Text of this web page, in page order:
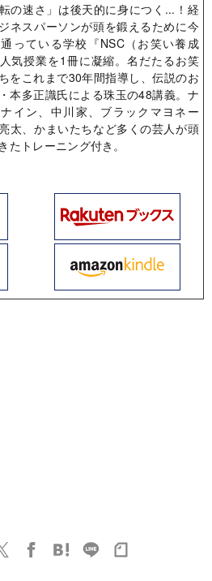
転の速さ」は後天的に身につく...！経
ネスパーソンが頭を鍛えるために今
っている学校『NSC（お笑い養成
気授業を1冊に凝縮。名だたるお笑
をこれまで30年間指導し、伝説のお
本多正識氏による珠玉の48講義。ナ
イン、中川家、ブラックマヨネー
太、かまいたちなど多くの芸人が頭
たトレーニング付き。